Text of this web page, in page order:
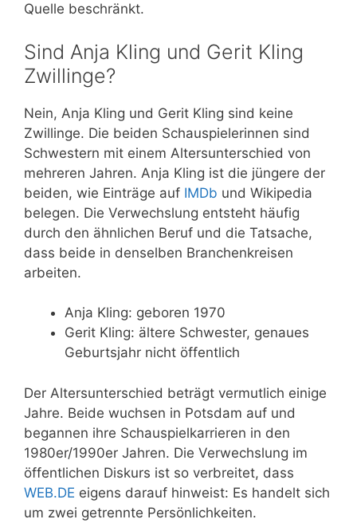
Quelle beschränkt.
Sind Anja Kling und Gerit Kling
Zwillinge?
Nein, Anja Kling und Gerit Kling sind keine
Zwillinge. Die beiden Schauspielerinnen sind
Schwestern mit einem Altersunterschied von
mehreren Jahren. Anja Kling ist die jüngere der
beiden, wie Einträge auf IMDb und Wikipedia
belegen. Die Verwechslung entsteht häufig
durch den ähnlichen Beruf und die Tatsache,
dass beide in denselben Branchenkreisen
arbeiten.
Anja Kling: geboren 1970
Gerit Kling: ältere Schwester, genaues
Geburtsjahr nicht öffentlich
Der Altersunterschied beträgt vermutlich einige
Jahre. Beide wuchsen in Potsdam auf und
begannen ihre Schauspielkarrieren in den
1980er/1990er Jahren. Die Verwechslung im
öffentlichen Diskurs ist so verbreitet, dass
WEB.DE eigens darauf hinweist: Es handelt sich
um zwei getrennte Persönlichkeiten.